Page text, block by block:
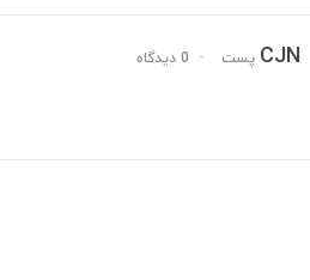
CJN 0 دیدگاه